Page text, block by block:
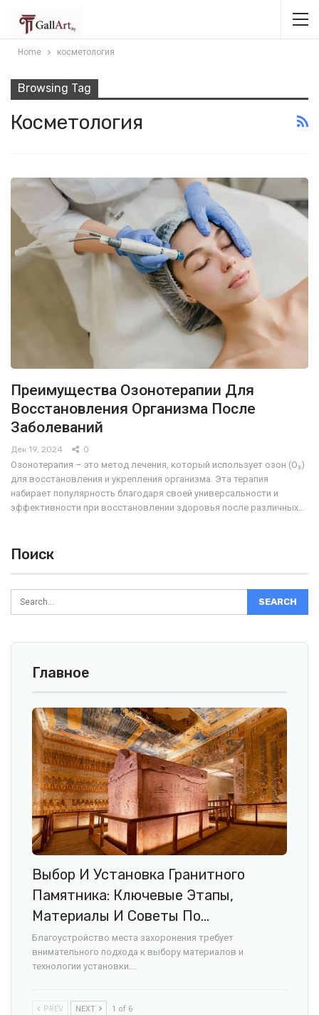
Home косметология
Browsing Tag
Косметология
Преимущества Озонотерапии Для
Восстановления Организма После
Заболеваний
Дек 19, 2024 0
Озонотерапия – это метод лечения, который использует озон (O₃)
для восстановления и укрепления организма. Эта терапия
набирает популярность благодаря своей универсальности и
эффективности при восстановлении здоровья после различных…
Поиск
Главное
Выбор И Установка Гранитного
Памятника: Ключевые Этапы,
Материалы И Советы По…
Благоустройство места захоронения требует
внимательного подхода к выбору материалов и
технологии установки.…
PREV NEXT 1 of 6